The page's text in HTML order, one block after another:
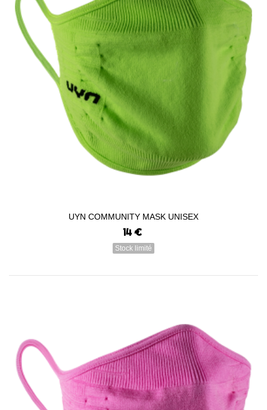
UYN COMMUNITY MASK UNISEX
14 €
Stock limité